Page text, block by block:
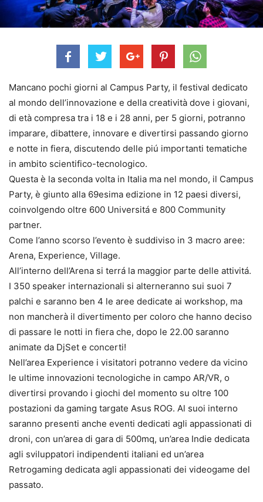
Mancano pochi giorni al Campus Party, il festival dedicato
al mondo dell’innovazione e della creatività dove i giovani,
di età compresa tra i 18 e i 28 anni, per 5 giorni, potranno
imparare, dibattere, innovare e divertirsi passando giorno
e notte in fiera, discutendo delle piú importanti tematiche
in ambito scientifico-tecnologico.
Questa è la seconda volta in Italia ma nel mondo, il Campus
Party, è giunto alla 69esima edizione in 12 paesi diversi,
coinvolgendo oltre 600 Universitá e 800 Community
partner.
Come l’anno scorso l’evento è suddiviso in 3 macro aree:
Arena, Experience, Village.
All’interno dell’Arena si terrá la maggior parte delle attivitá.
I 350 speaker internazionali si alterneranno sui suoi 7
palchi e saranno ben 4 le aree dedicate ai workshop, ma
non mancherà il divertimento per coloro che hanno deciso
di passare le notti in fiera che, dopo le 22.00 saranno
animate da DjSet e concerti!
Nell’area Experience i visitatori potranno vedere da vicino
le ultime innovazioni tecnologiche in campo AR/VR, o
divertirsi provando i giochi del momento su oltre 100
postazioni da gaming targate Asus ROG. Al suoi interno
saranno presenti anche eventi dedicati agli appassionati di
droni, con un’area di gara di 500mq, un’area Indie dedicata
agli sviluppatori indipendenti italiani ed un’area
Retrogaming dedicata agli appassionati dei videogame del
passato.